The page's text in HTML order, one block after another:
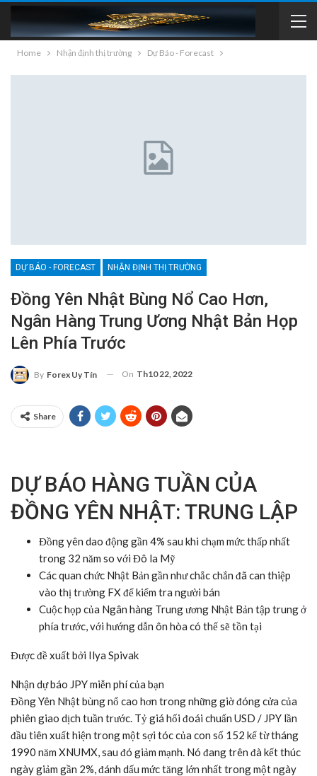
Home Nhận định thị trường Dự Báo - Forecast
DỰ BÁO - FORECAST NHẬN ĐỊNH THỊ TRƯỜNG
Đồng Yên Nhật Bùng Nổ Cao Hơn,
Ngân Hàng Trung Ương Nhật Bản Họp
Lên Phía Trước
By Forex Uy Tín On Th10 22, 2022
Share
DỰ BÁO HÀNG TUẦN CỦA
ĐỒNG YÊN NHẬT: TRUNG LẬP
Đồng yên dao động gần 4% sau khi chạm mức thấp nhất
trong 32 năm so với Đô la Mỹ
Các quan chức Nhật Bản gần như chắc chắn đã can thiệp
vào thị trường FX để kiểm tra người bán
Cuộc họp của Ngân hàng Trung ương Nhật Bản tập trung ở
phía trước, với hướng dẫn ôn hòa có thể sẽ tồn tại
Được đề xuất bởi Ilya Spivak
Nhận dự báo JPY miễn phí của bạn
Đồng Yên Nhật bùng nổ cao hơn trong những giờ đóng cửa của
phiên giao dịch tuần trước. Tỷ giá hối đoái chuẩn USD / JPY lần
đầu tiên xuất hiện trong một sợi tóc của con số 152 kể từ tháng
1990 năm XNUMX, sau đó giảm mạnh. Nó đang trên đà kết thúc
ngày giảm gần 2%, đánh dấu mức tăng lớn nhất trong một ngày